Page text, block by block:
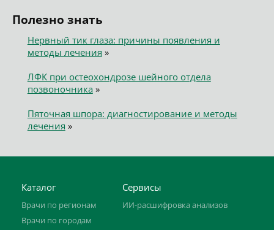
Полезно знать
Нервный тик глаза: причины появления и
методы лечения »
ЛФК при остеохондрозе шейного отдела
позвоночника»
Пяточная шпора: диагностирование и методы
лечения »
Каталог
Врачи по регионам
Врачи по городам
Сервисы
ИИ-расшифровка анализов